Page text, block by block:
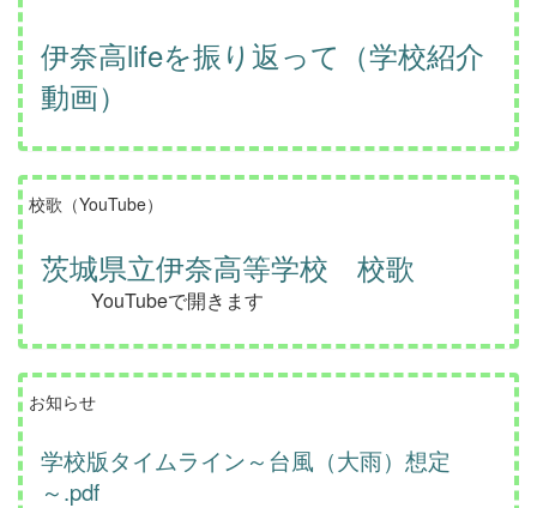
伊奈高lifeを振り返って（学校紹介
動画）
校歌（YouTube）
茨城県立伊奈高等学校 校歌
YouTubeで開きます
お知らせ
学校版タイムライン～台風（大雨）想定
～.pdf